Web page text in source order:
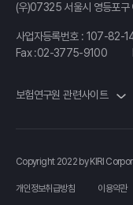
(우)07325 서울시 영등포
사업자등록번호 : 107-82-
Fax :02-3775-9100
보험연구원 관련사이트
Copyright 2022 by KIRI
개인정보취급방침 이용약관